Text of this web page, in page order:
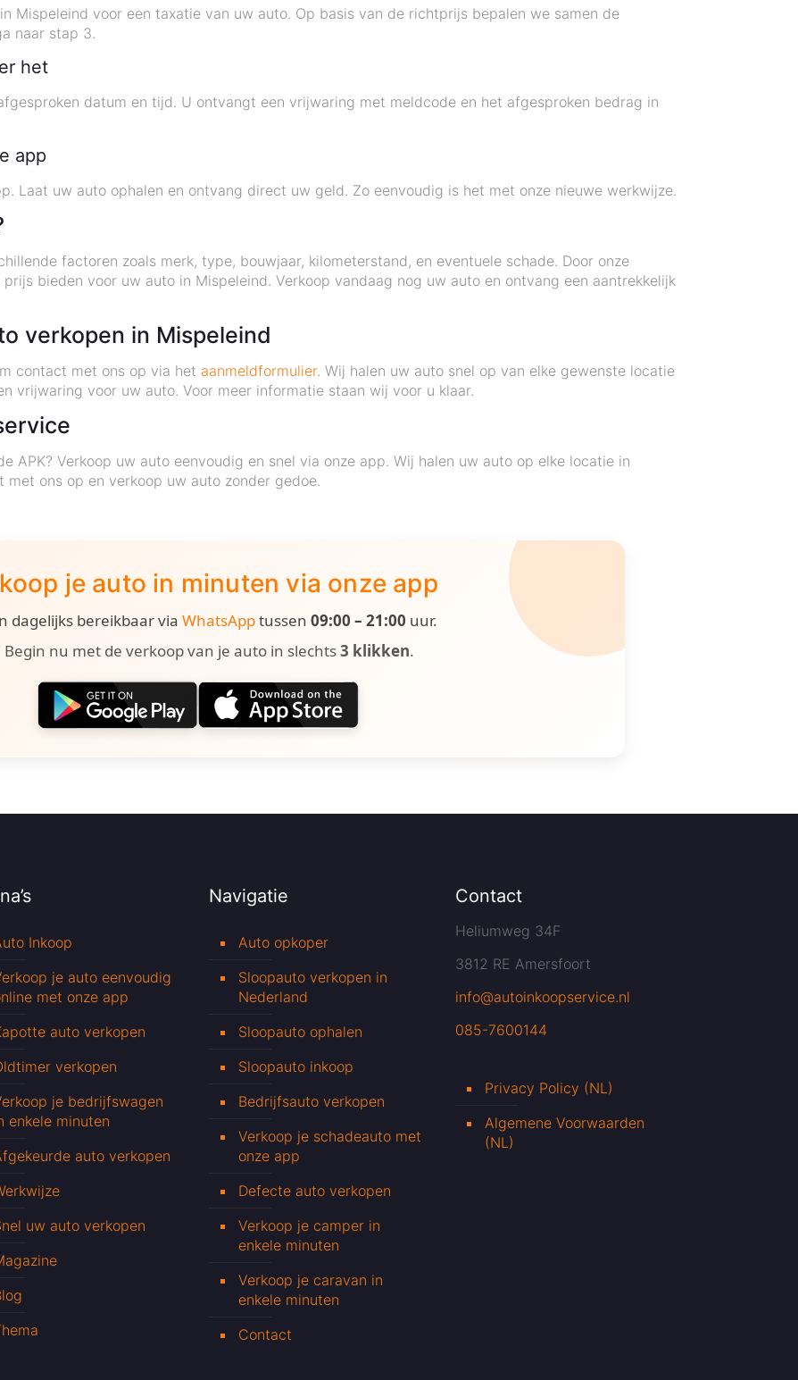
Mispeleind voor een taxatie van uw auto. Op basis van de richtprijs bepalen we samen de
naar stap 3.
het
datum en tijd. U ontvangt een vrijwaring met meldcode en het afgesproken bedrag in
app
Laat uw auto ophalen en ontvang direct uw geld. Zo eenvoudig is het met onze nieuwe werkwijze.
factoren zoals merk, type, bouwjaar, kilometerstand, en eventuele schade. Door onze
bieden voor uw auto in Mispeleind. Verkoop vandaag nog uw auto en ontvang een aantrekkelijk
verkopen in Mispeleind
contact met ons op via het aanmeldformulier. Wij halen uw auto snel op van elke gewenste locatie
vrijwaring voor uw auto. Voor meer informatie staan wij voor u klaar.
APK? Verkoop uw auto eenvoudig en snel via onze app. Wij halen uw auto op elke locatie in
ons op en verkoop uw auto zonder gedoe.
je auto in minuten via onze app
dagelijks bereikbaar via WhatsApptussen 09:00 – 21:00 uur.
nu met de verkoop van je auto in slechts3 klikken.
Inkoop
je auto eenvoudig
met onze app
auto verkopen
verkopen
je bedrijfswagen
enkele minuten
auto verkopen
uw auto verkopen
Navigatie
Auto opkoper
Sloopauto verkopen in
Nederland
Sloopauto ophalen
Sloopauto inkoop
Bedrijfsauto verkopen
Verkoop je schadeauto met
onze app
Defecte auto verkopen
Verkoop je camper in
enkele minuten
Verkoop je caravan in
enkele minuten
Contact
Contact
Heliumweg 34F
3812 RE Amersfoort
info@autoinkoopservice.nl
085-7600144
Privacy Policy (NL)
Algemene Voorwaarden
(NL)